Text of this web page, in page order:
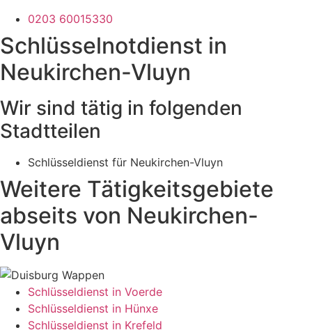
0203 60015330
Schlüsselnotdienst in
Neukirchen-Vluyn
Wir sind tätig in folgenden
Stadtteilen
Schlüsseldienst für Neukirchen-Vluyn
Weitere Tätigkeitsgebiete
abseits von Neukirchen-
Vluyn
Schlüsseldienst in Voerde
Schlüsseldienst in Hünxe
Schlüsseldienst in Krefeld